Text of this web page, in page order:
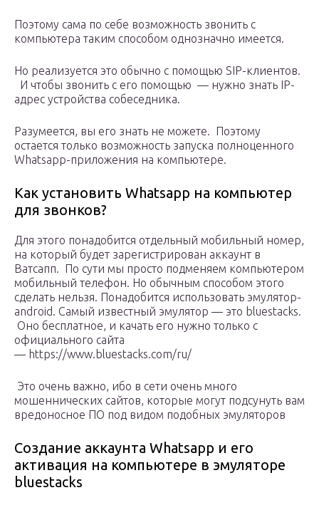
Поэтому сама по себе возможность звонить с
компьютера таким способом однозначно имеется.
Но реализуется это обычно с помощью SIP-клиентов.
И чтобы звонить с его помощью — нужно знать IP-
адрес устройства собеседника.
Разумеется, вы его знать не можете. Поэтому
остается только возможность запуска полноценного
Whatsapp-приложения на компьютере.
Как установить Whatsapp на компьютер
для звонков?
Для этого понадобится отдельный мобильный номер,
на который будет зарегистрирован аккаунт в
Ватсапп. По сути мы просто подменяем компьютером
мобильный телефон. Но обычным способом этого
сделать нельзя. Понадобится использовать эмулятор-
android. Самый известный эмулятор — это bluestacks.
Оно бесплатное, и качать его нужно только с
официального сайта
— https://www.bluestacks.com/ru/
Это очень важно, ибо в сети очень много
мошеннических сайтов, которые могут подсунуть вам
вредоносное ПО под видом подобных эмуляторов
Создание аккаунта Whatsapp и его
активация на компьютере в эмуляторе
bluestacks